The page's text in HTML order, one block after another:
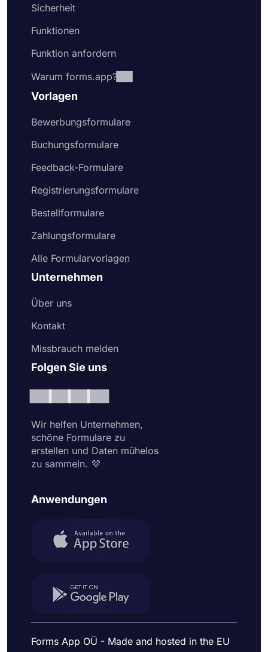
Sicherheit
Funktionen
Funktion anfordern
Warum forms.app?
Vorlagen
Bewerbungsformulare
Buchungsformulare
Feedback-Formulare
Registrierungsformulare
Bestellformulare
Zahlungsformulare
Alle Formularvorlagen
Unternehmen
Über uns
Kontakt
Missbrauch melden
Folgen Sie uns
Wir helfen Unternehmen,
schöne Formulare zu
erstellen und Daten mühelos
zu sammeln. 💜
Anwendungen
Forms App OÜ - Made and hosted in the EU